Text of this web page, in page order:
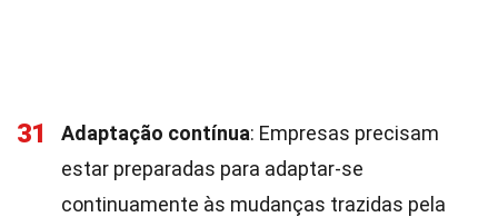
31 Adaptação contínua: Empresas precisam
estar preparadas para adaptar-se
continuamente às mudanças trazidas pela